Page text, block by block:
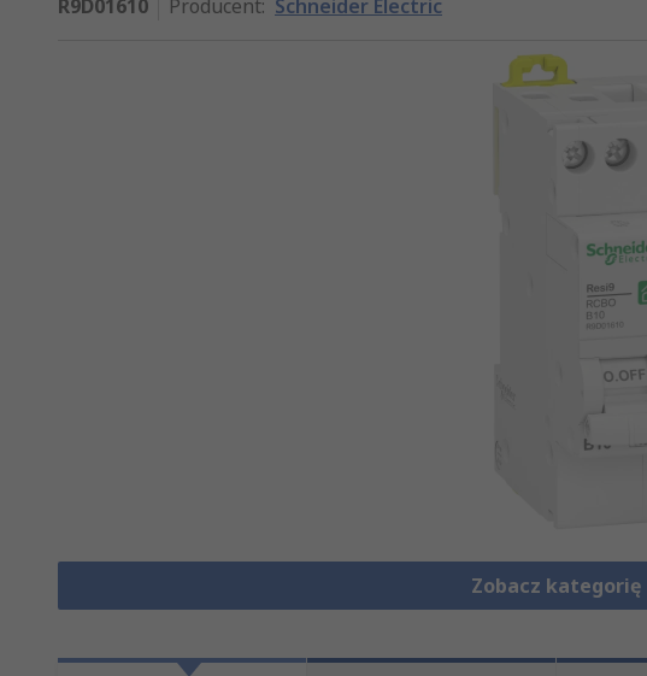
R9D01610
Producent: Schneider Electric
Zobacz kategorię